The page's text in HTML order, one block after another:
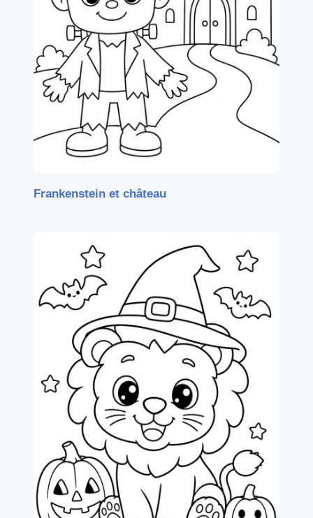
Frankenstein et château